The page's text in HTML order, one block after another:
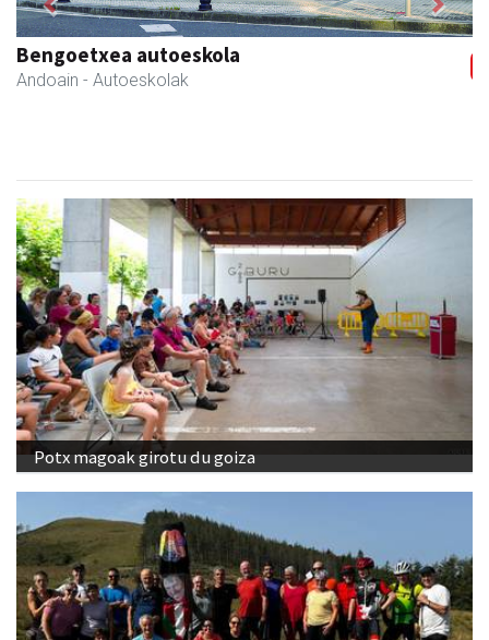
Leizaran Institutua
Andoain - Hezkuntza
Previous Next
Potx magoak girotu du goiza